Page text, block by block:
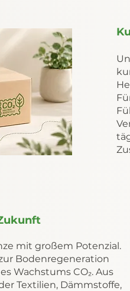
mit großem Potenzial.
Bodenregeneration
Wachstums CO₂. Aus
Textilien, Dämmstoffe,